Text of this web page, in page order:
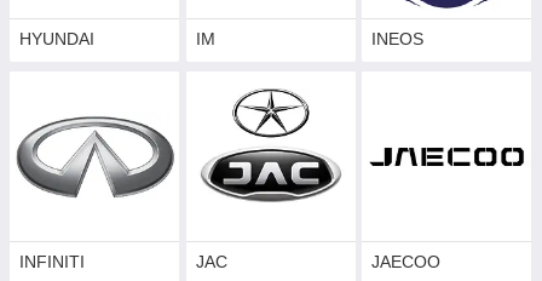
HYUNDAI IM INEOS
INFINITI JAC JAECOO